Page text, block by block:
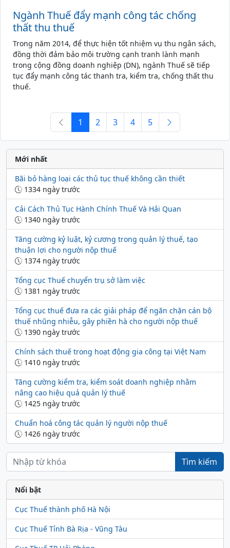
Ngành Thuế đẩy mạnh công tác chống
thất thu thuế
Trong năm 2014, để thực hiện tốt nhiệm vụ thu ngân sách,
đồng thời đảm bảo môi trường cạnh tranh lành mạnh
trong cộng đồng doanh nghiệp (DN), ngành Thuế sẽ tiếp
tục đẩy mạnh công tác thanh tra, kiểm tra, chống thất thu
thuế.
1 2 3 4 5
Mới nhất
Bãi bỏ hàng loại các thủ tục thuế không cần thiết
1334 ngày trước
Cải Cách Thủ Tục Hành Chính Thuế Và Hải Quan
1340 ngày trước
Tăng cường kỷ luật, kỷ cương trong quản lý thuế, tạo
thuận lợi cho người nộp thuế
1374 ngày trước
Tổng cục Thuế chuyển trụ sở làm việc
1381 ngày trước
Tổng cục thuế đưa ra các giải pháp để ngăn chặn cán bộ
thuế nhũng nhiễu, gây phiền hà cho người nộp thuế
1390 ngày trước
Chính sách thuế trong hoạt động gia công tại Việt Nam
1410 ngày trước
Tăng cường kiểm tra, kiểm soát doanh nghiệp nhằm
nâng cao hiệu quả quản lý thuế
1425 ngày trước
Chuẩn hoá công tác quản lý người nộp thuế
1426 ngày trước
Tìm kiếm
Nổi bật
Cục Thuế thành phố Hà Nội
Cục Thuế Tỉnh Bà Rịa - Vũng Tàu